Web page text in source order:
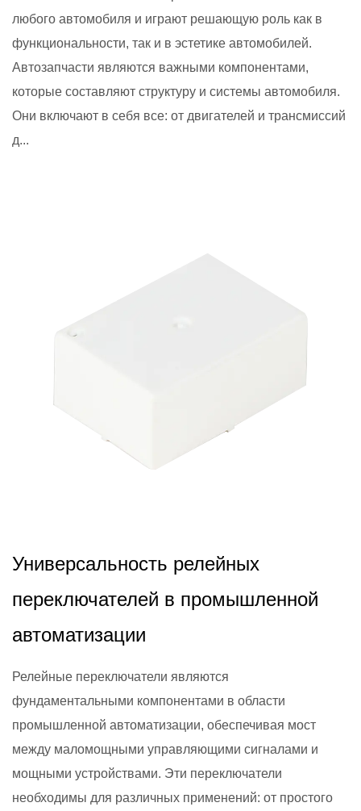
любого автомобиля и играют решающую роль как в
функциональности, так и в эстетике автомобилей.
Автозапчасти являются важными компонентами,
которые составляют структуру и системы автомобиля.
Они включают в себя все: от двигателей и трансмиссий
д...
Универсальность релейных
переключателей в промышленной
автоматизации
Релейные переключатели являются
фундаментальными компонентами в области
промышленной автоматизации, обеспечивая мост
между маломощными управляющими сигналами и
мощными устройствами. Эти переключатели
необходимы для различных применений: от простого